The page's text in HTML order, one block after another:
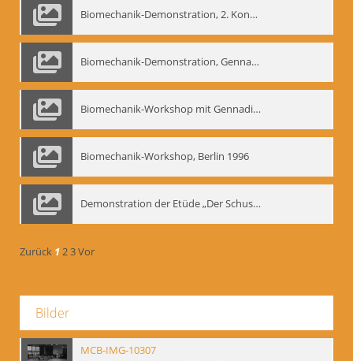
Biomechanik-Demonstration, 2. Kongress der EMF, Mai 1995
Biomechanik-Demonstration, Gennadij Bogdanow im Berliner Ensemble, 04.10.1991
Biomechanik-Workshop mit Gennadij Nikolajewitsch Bogdanow im Mime Centrum Berlin, 1991
Biomechanik-Workshop, Berlin 1996
Demonstration der Etüde „Der Schuss mit dem Bogen“ durch Gennadij Nikolajewitsch Bogdanow, Berlin 1991
Zurück 123Vor
Bilder
MCB-IMG-10307